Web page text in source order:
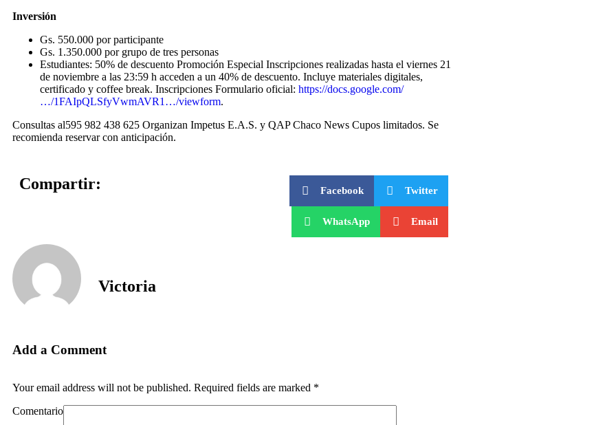
Inversión
Gs. 550.000 por participante
Gs. 1.350.000 por grupo de tres personas
Estudiantes: 50% de descuento Promoción Especial Inscripciones realizadas hasta el viernes 21
de noviembre a las 23:59 h acceden a un 40% de descuento. Incluye materiales digitales,
certificado y coffee break. Inscripciones Formulario oficial: https://docs.google.com/
…/1FAIpQLSfyVwmAVR1…/viewform.
Consultas al595 982 438 625 Organizan Impetus E.A.S. y QAP Chaco News Cupos limitados. Se
recomienda reservar con anticipación.
Compartir: Facebook Twitter
WhatsApp Email
Victoria
Add a Comment
Your email address will not be published. Required fields are marked *
Comentario